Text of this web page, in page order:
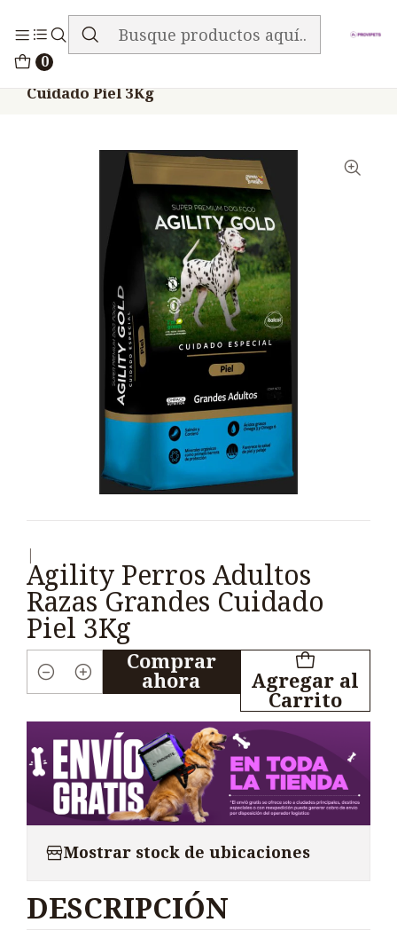
0
ENVIO GRATIS EN TODA LA TIENDA
Cuidado Piel 3Kg
Agility Perros Adultos
Razas Grandes Cuidado
Piel 3Kg
Cantidad
Agregar al
Carrito
Comprar
ahora
Mostrar stock de ubicaciones
DESCRIPCIÓN